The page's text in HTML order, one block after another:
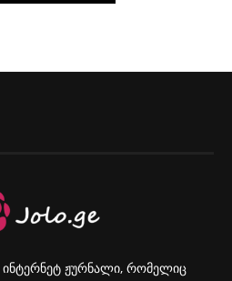
ჟურნალი, რომელიც